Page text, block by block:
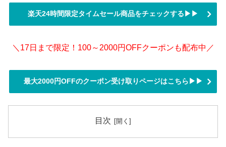
楽天24時間限定タイムセール商品をチェックする▶▶
＼17日まで限定！100～2000円OFFクーポンも配布中／
最大2000円OFFのクーポン受け取りページはこちら▶▶
目次